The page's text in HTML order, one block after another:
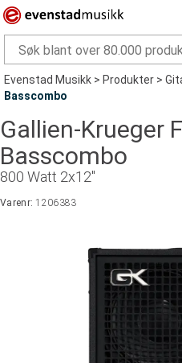
Evenstad Musikk>Produkter>
Basscombo
Gallien-Krueger
Basscombo
800 Watt 2x12"
Varenr:1206383